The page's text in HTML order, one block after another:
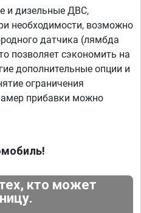
и дизельные ДВС,
необходимости, возможно
датчика (лямбда
позволяет сэкономить на
дополнительные опции и
ограничения
прибавки можно
кто может